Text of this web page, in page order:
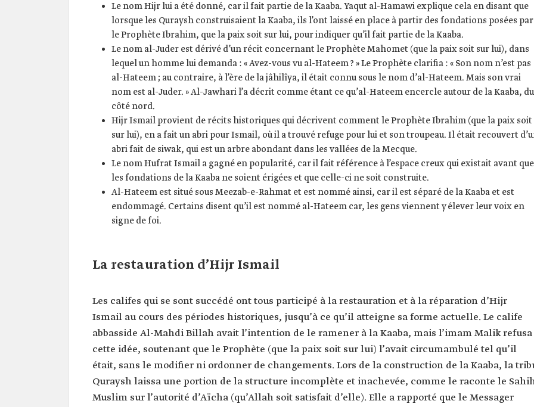
Le nom Hijr lui a été donné, car il fait partie de la Kaaba. Yaqut al-Hamawi explique cela en disant que
lorsque les Quraysh construisaient la Kaaba, ils l’ont laissé en place à partir des fondations posées par
le Prophète Ibrahim, que la paix soit sur lui, pour indiquer qu’il fait partie de la Kaaba.
Le nom al-Juder est dérivé d’un récit concernant le Prophète Mahomet (que la paix soit sur lui), dans
lequel un homme lui demanda : « Avez-vous vu al-Hateem ? » Le Prophète clarifia : « Son nom n’est pas
al-Hateem ; au contraire, à l’ère de la jâhilîya, il était connu sous le nom d’al-Hateem. Mais son vrai
nom est al-Juder. » Al-Jawhari l’a décrit comme étant ce qu’al-Hateem encercle autour de la Kaaba, du
côté nord.
Hijr Ismail provient de récits historiques qui décrivent comment le Prophète Ibrahim (que la paix soit
sur lui), en a fait un abri pour Ismail, où il a trouvé refuge pour lui et son troupeau. Il était recouvert
abri fait de siwak, qui est un arbre abondant dans les vallées de la Mecque.
Le nom Hufrat Ismail a gagné en popularité, car il fait référence à l’espace creux qui existait avant que
les fondations de la Kaaba ne soient érigées et que celle-ci ne soit construite.
Al-Hateem est situé sous Meezab-e-Rahmat et est nommé ainsi, car il est séparé de la Kaaba et est
endommagé. Certains disent qu’il est nommé al-Hateem car, les gens viennent y élever leur voix en
signe de foi.
La restauration d’Hijr Ismail
Les califes qui se sont succédé ont tous participé à la restauration et à la réparation d’Hijr
Ismail au cours des périodes historiques, jusqu’à ce qu’il atteigne sa forme actuelle. Le calife
abbasside Al-Mahdi Billah avait l’intention de le ramener à la Kaaba, mais l’imam Malik refusa
cette idée, soutenant que le Prophète (que la paix soit sur lui) l’avait circumambulé tel qu’il
était, sans le modifier ni ordonner de changements. Lors de la construction de la Kaaba, la
Quraysh laissa une portion de la structure incomplète et inachevée, comme le raconte le
Muslim sur l’autorité d’Aïcha (qu’Allah soit satisfait d’elle). Elle a rapporté que le Messager